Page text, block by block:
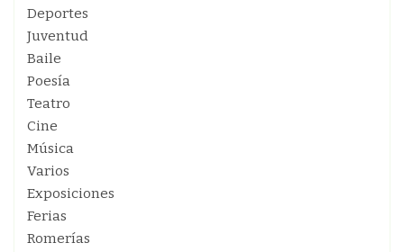
Deportes
Juventud
Baile
Poesía
Teatro
Cine
Música
Varios
Exposiciones
Ferias
Romerías